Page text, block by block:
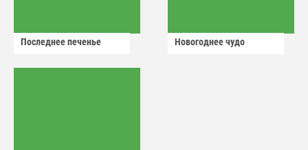
Последнее печенье Новогоднее чудо